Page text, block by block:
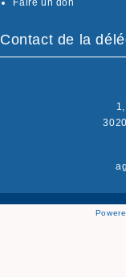
Faire un don
Contact de la